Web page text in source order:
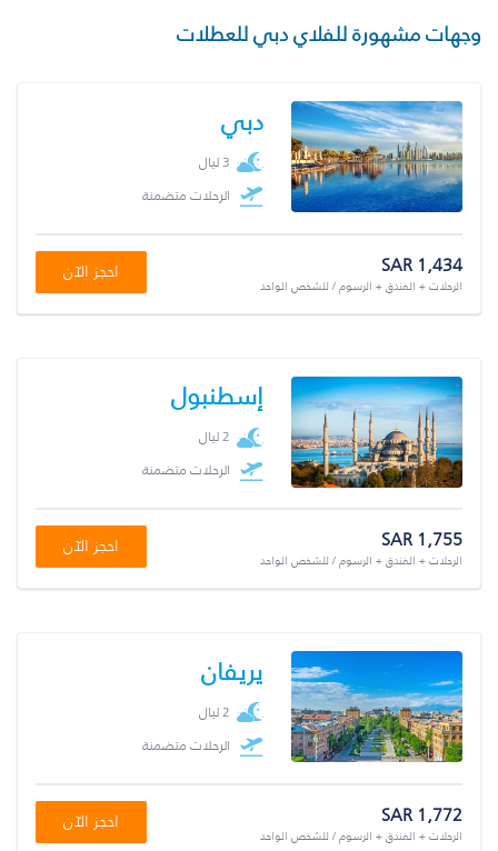
وجهات مشهورة للفلاي دبي للعطلات
دبي
3 ليال
الرحلات متضمنة
SAR 1,434
الرحلات + الفندق + الرسوم / للشخص الواحد
احجز الآن
إسطنبول
2 ليال
الرحلات متضمنة
SAR 1,755
الرحلات + الفندق + الرسوم / للشخص الواحد
احجز الآن
يريفان
2 ليال
الرحلات متضمنة
SAR 1,772
الرحلات + الفندق + الرسوم / للشخص الواحد
احجز الآن